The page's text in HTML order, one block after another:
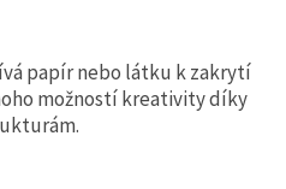
papír nebo látku k zakrytí
možností kreativity díky